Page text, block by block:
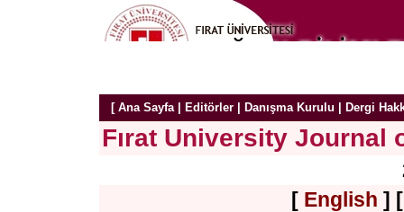
[ Ana Sayfa| Editörler| Danışma Kurulu Dergi
Fırat University Journal
[ English ]